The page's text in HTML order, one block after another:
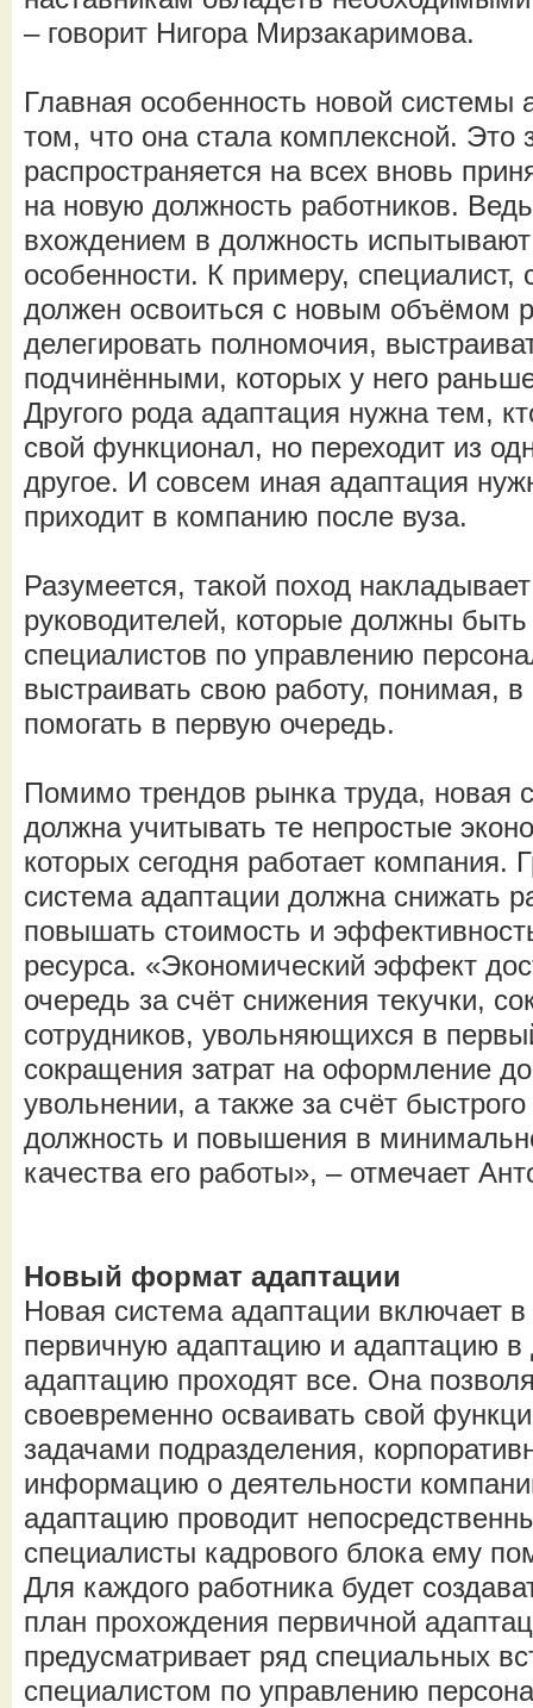
– говорит Нигора Мирзакаримова.
Главная особенность новой системы
том, что она стала комплексной. Это
распространяется на всех вновь
на новую должность работников.
вхождением в должность
особенности. К примеру,
должен освоиться с новым объёмом
делегировать полномочия,
подчинёнными, которых у него
Другого рода адаптация нужна тем,
свой функционал, но переходит из
другое. И совсем иная адаптация
приходит в компанию после вуза.
Разумеется, такой поход
руководителей, которые должны
специалистов по управлению
выстраивать свою работу, понимая,
помогать в первую очередь.
Помимо трендов рынка труда, новая
должна учитывать те непростые
которых сегодня работает компания.
система адаптации должна снижать
повышать стоимость и
ресурса. «Экономический эффект
очередь за счёт снижения текучки,
сотрудников, увольняющихся в
сокращения затрат на оформление
увольнении, а также за счёт
должность и повышения в
качества его работы», – отмечает
Новый формат адаптации
Новая система адаптации включает в
первичную адаптацию и адаптацию
адаптацию проходят все. Она
своевременно осваивать свой
задачами подразделения,
информацию о деятельности
адаптацию проводит
специалисты кадрового блока ему
Для каждого работника будет
план прохождения первичной
предусматривает ряд специальных
специалистом по управлению